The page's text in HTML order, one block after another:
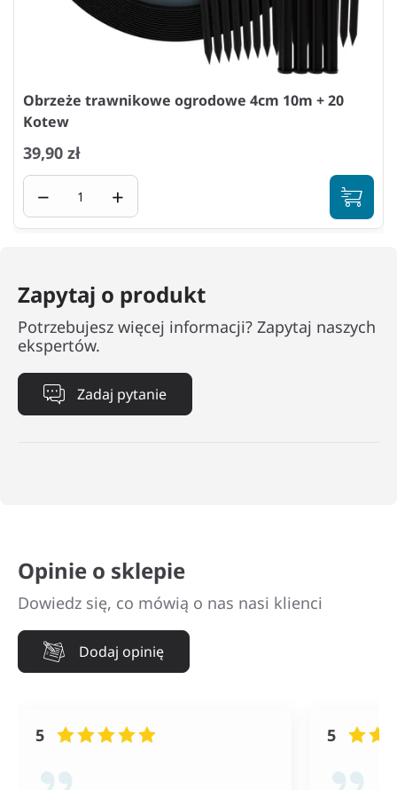
Obrzeże trawnikowe ogrodowe 4cm 10m + 20
Kotew
39,90 zł
− +
Zapytaj o produkt
Potrzebujesz więcej informacji? Zapytaj naszych
ekspertów.
Zadaj pytanie
Opinie o sklepie
Dowiedz się, co mówią o nas nasi klienci
Dodaj opinię
5 5